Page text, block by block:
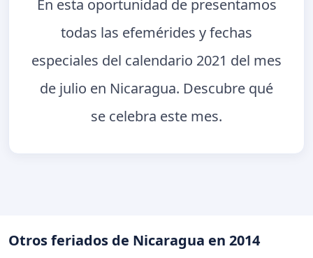
En esta oportunidad de presentamos
todas las efemérides y fechas
especiales del calendario 2021 del mes
de julio en Nicaragua. Descubre qué
se celebra este mes.
Otros feriados de Nicaragua en 2014